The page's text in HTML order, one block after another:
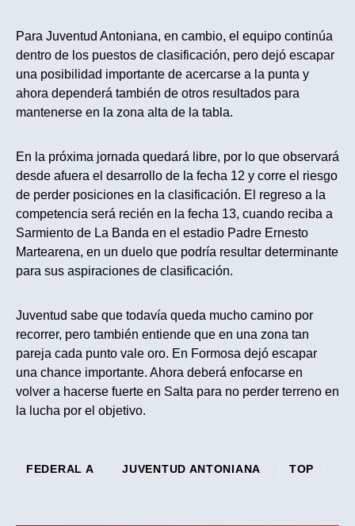
Para Juventud Antoniana, en cambio, el equipo continúa
dentro de los puestos de clasificación, pero dejó escapar
una posibilidad importante de acercarse a la punta y
ahora dependerá también de otros resultados para
mantenerse en la zona alta de la tabla.
En la próxima jornada quedará libre, por lo que observará
desde afuera el desarrollo de la fecha 12 y corre el riesgo
de perder posiciones en la clasificación. El regreso a la
competencia será recién en la fecha 13, cuando reciba a
Sarmiento de La Banda en el estadio Padre Ernesto
Martearena, en un duelo que podría resultar determinante
para sus aspiraciones de clasificación.
Juventud sabe que todavía queda mucho camino por
recorrer, pero también entiende que en una zona tan
pareja cada punto vale oro. En Formosa dejó escapar
una chance importante. Ahora deberá enfocarse en
volver a hacerse fuerte en Salta para no perder terreno en
la lucha por el objetivo.
FEDERAL A JUVENTUD ANTONIANA TOP